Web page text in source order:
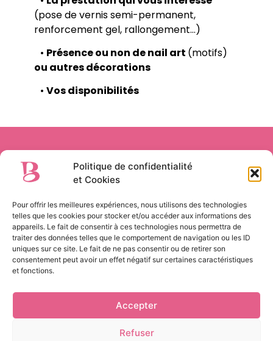
Politique de confidentialité
et Cookies
Pour offrir les meilleures expériences, nous utilisons des technologies
telles que les cookies pour stocker et/ou accéder aux informations des
appareils. Le fait de consentir à ces technologies nous permettra de
traiter des données telles que le comportement de navigation ou les ID
uniques sur ce site. Le fait de ne pas consentir ou de retirer son
consentement peut avoir un effet négatif sur certaines caractéristiques
et fonctions.
Accepter
Refuser
(pose de vernis semi-permanent,
renforcement gel, rallongement…)
• Présence ou non de nail art (motifs)
ou autres décorations
• Vos disponibilités
Belles Griffes, Saint-Remy-en-l’Eau, Oise (60)
Si vous avez la moindre question concernant
une prestation ou si vous avez déjà une petite
idée de ce que vous souhaitez n’hésitez pas à
me contacter !